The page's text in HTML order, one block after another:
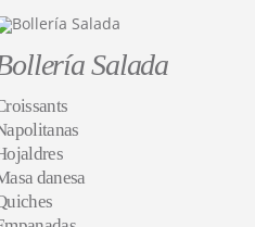
Salada
danesa